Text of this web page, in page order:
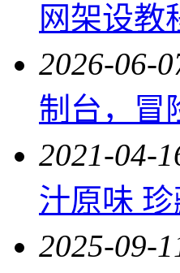
网架设教
2026-06-
制台，冒
2021-04-
汁原味
2025-09-